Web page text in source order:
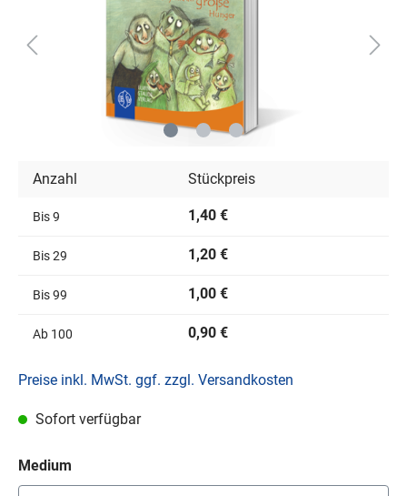
Anzahl Stückpreis
Bis9 1,40 €
Bis29 1,20 €
Bis99 1,00 €
Ab 100 0,90 €
Preise inkl. MwSt. ggf. zzgl. Versandkosten
Sofort verfügbar
Medium